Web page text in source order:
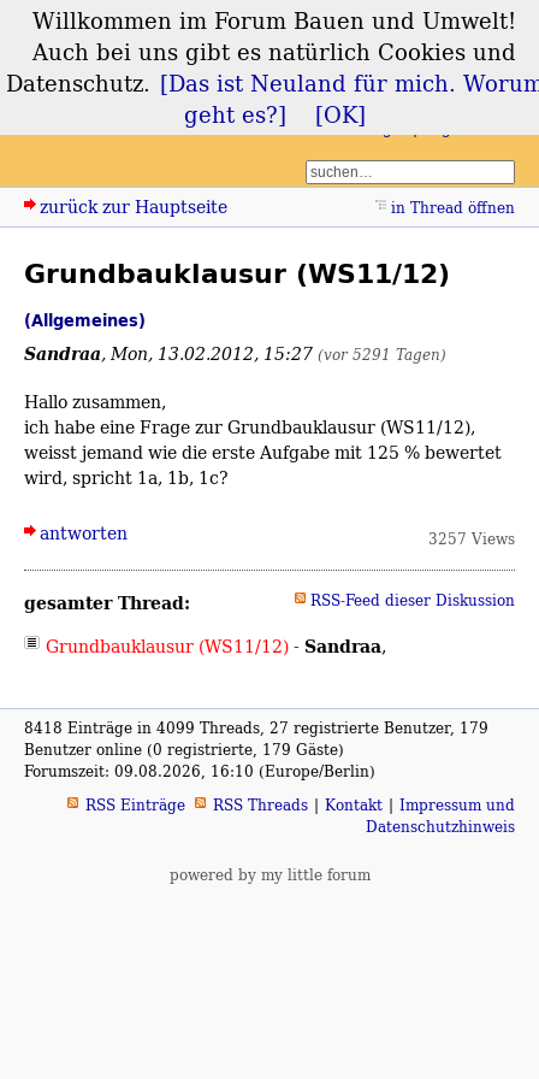
Forum Bauen und
Umwelt
zurück zur Hauptseite in Thread öffnen
Grundbauklausur (WS11/12)
(Allgemeines)
Sandraa,Mon, 13.02.2012, 15:27 (vor 5291 Tagen)
Hallo zusammen,
ich habe eine Frage zur Grundbauklausur (WS11/12),
weisst jemand wie die erste Aufgabe mit 125 % bewertet
wird, spricht 1a, 1b, 1c?
antworten 3257 Views
gesamter Thread: RSS-Feed dieser Diskussion
Grundbauklausur (WS11/12)- Sandraa,
8418 Einträge in 4099 Threads, 27 registrierte Benutzer, 179
Benutzer online (0 registrierte, 179 Gäste)
Forumszeit: 09.08.2026, 16:10 (Europe/Berlin)
RSS Einträge
RSS Threads Kontakt
Impressum und
Datenschutzhinweis
powered by my little forum
Willkommen im Forum Bauen und Umwelt!
Auch bei uns gibt es natürlich Cookies und
Datenschutz. [Das ist Neuland für mich.
geht es?]
[OK]